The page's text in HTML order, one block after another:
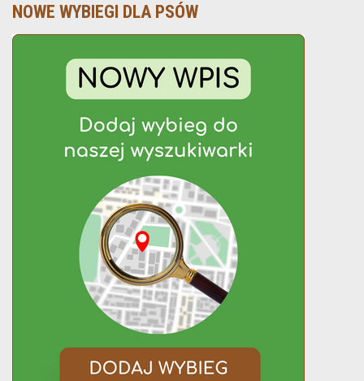
NOWE WYBIEGI DLA PSÓW